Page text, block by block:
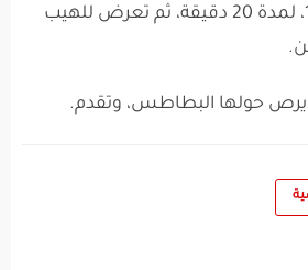
على درجة حرارة 140، لمدة 20 دقيقة، ثم تعرض للهيب
حولها البطاطس، وتقدم.